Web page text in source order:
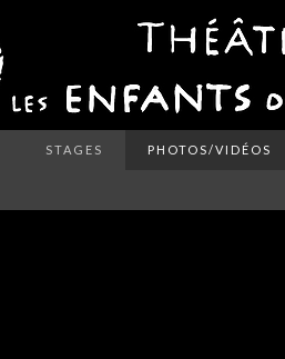
STAGES PHOTOS/VIDÉOS